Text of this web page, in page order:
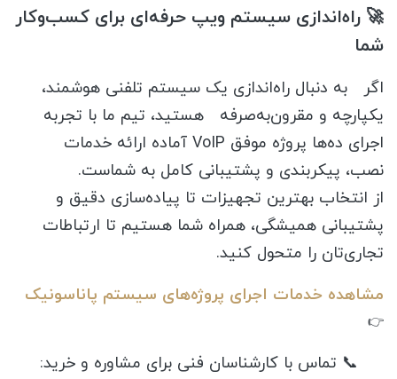
🚀 راه‌اندازی سیستم ویپ حرفه‌ای برای کسب‌وکار
شما
اگر به دنبال راه‌اندازی یک سیستم تلفنی هوشمند،
یکپارچه و مقرون‌به‌صرفه هستید، تیم ما با تجربه
اجرای ده‌ها پروژه موفق VoIP آماده ارائه خدمات
نصب، پیکربندی و پشتیبانی کامل به شماست.
از انتخاب بهترین تجهیزات تا پیاده‌سازی دقیق و
پشتیبانی همیشگی، همراه شما هستیم تا ارتباطات
تجاری‌تان را متحول کنید.
مشاهده خدمات اجرای پروژه‌های سیستم پاناسونیک
👉
📞 تماس با کارشناسان فنی برای مشاوره و خرید: